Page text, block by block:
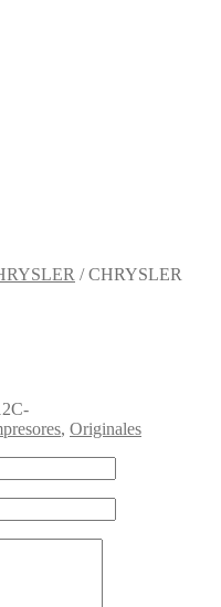
/CHRYSLER
, Originales